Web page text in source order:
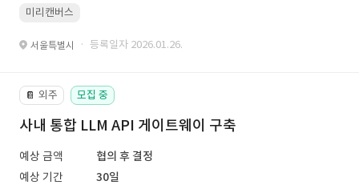
미리캔버스
서울특별시 · 등록일자 2026.01.26.
📔 외주 모집 중
사내 통합 LLM API 게이트웨이 구축
예상 금액
협의 후 결정
예상 기간
30일